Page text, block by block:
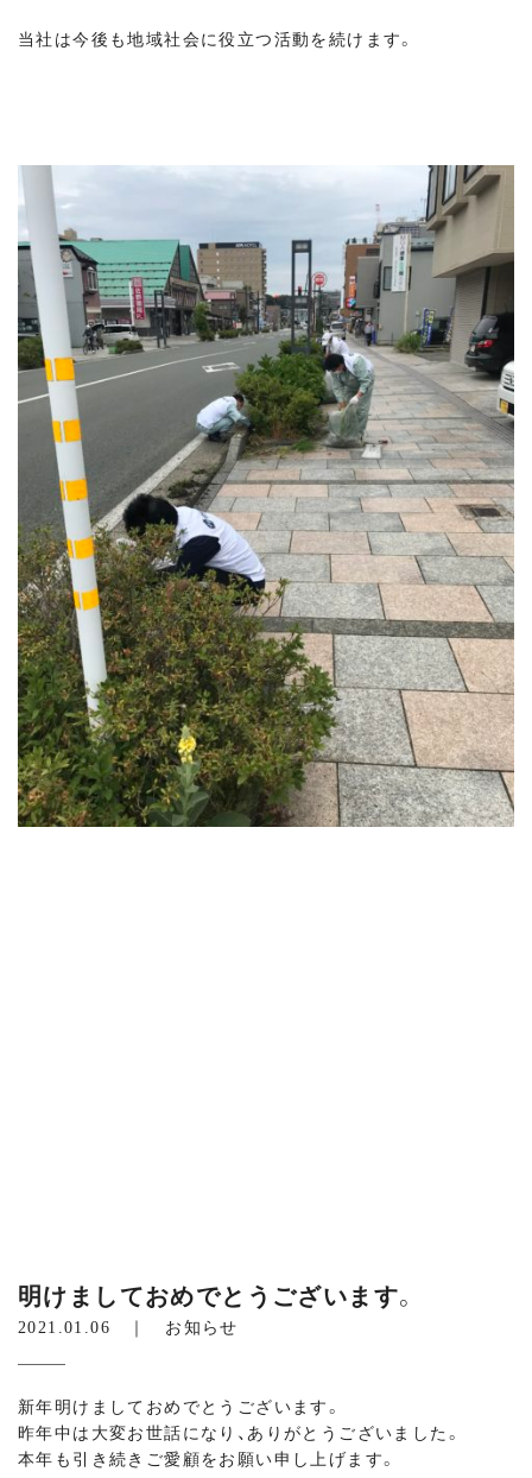
当社は今後も地域社会に役立つ活動を続けます。
明けましておめでとうございます。
2021.01.06 ｜ お知らせ
新年明けましておめでとうございます。
昨年中は大変お世話になり、ありがとうございました。
本年も引き続きご愛顧をお願い申し上げます。